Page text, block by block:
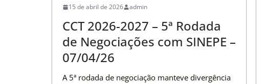
15 de abril de 2026 admin
CCT 2026-2027 – 5ª Rodada
de Negociações com SINEPE –
07/04/26
A 5ª rodada de negociação manteve divergência